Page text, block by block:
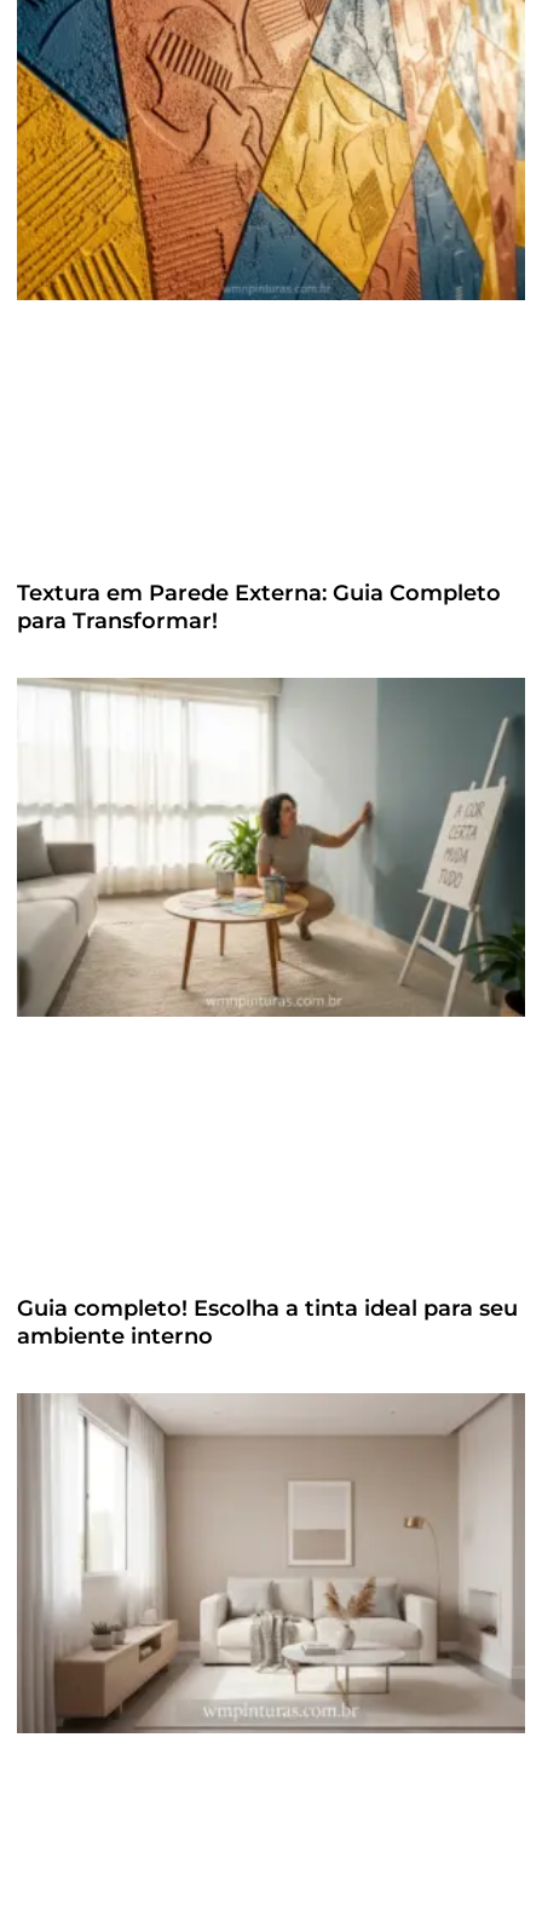
Textura em Parede Externa: Guia Completo
para Transformar!
Guia completo! Escolha a tinta ideal para seu
ambiente interno